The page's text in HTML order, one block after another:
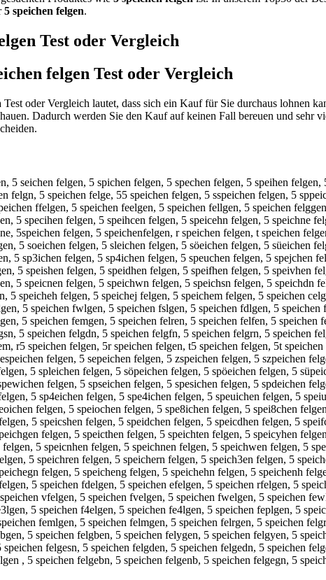
5 speichen felgen.
Test oder Vergleich
felgen Test oder Vergleich
Test oder Vergleich lautet, dass sich ein Kauf für Sie durchaus lohnen
Dadurch werden Sie den Kauf auf keinen Fall bereuen und sehr
5 seichen felgen, 5 spichen felgen, 5 spechen felgen, 5 speihen
felgn, 5 speichen felge, 55 speichen felgen, 5 sspeichen felgen, 5
ffelgen, 5 speichen feelgen, 5 speichen fellgen, 5 speichen
5 specihen felgen, 5 speihcen felgen, 5 speicehn felgen, 5 speichne
5speichen felgen, 5 speichenfelgen, r speichen felgen, t speichen
5 soeichen felgen, 5 sleichen felgen, 5 söeichen felgen, 5 süeichen
5 sp3ichen felgen, 5 sp4ichen felgen, 5 speuchen felgen, 5 spejchen
5 speishen felgen, 5 speidhen felgen, 5 speifhen felgen, 5 speivhen
5 speicnen felgen, 5 speichwn felgen, 5 speichsn felgen, 5
5 speicheh felgen, 5 speichej felgen, 5 speichem felgen, 5 speichen
5 speichen fwlgen, 5 speichen fslgen, 5 speichen fdlgen, 5
5 speichen femgen, 5 speichen felren, 5 speichen felfen, 5
5 speichen felgdn, 5 speichen felgfn, 5 speichen felgrn, 5 speichen
r5 speichen felgen, 5r speichen felgen, t5 speichen felgen, 5t
felgen, 5 sepeichen felgen, 5 zspeichen felgen, 5 szpeichen
5 spleichen felgen, 5 söpeichen felgen, 5 spöeichen felgen, 5
felgen, 5 spseichen felgen, 5 spesichen felgen, 5 spdeichen
5 sp4eichen felgen, 5 spe4ichen felgen, 5 speuichen felgen, 5
felgen, 5 speiochen felgen, 5 spe8ichen felgen, 5 spei8chen
5 speicshen felgen, 5 speidchen felgen, 5 speicdhen felgen, 5
felgen, 5 speicthen felgen, 5 speichten felgen, 5 speicyhen
5 speicnhen felgen, 5 speichnen felgen, 5 speichwen felgen, 5
5 speichren felgen, 5 speichern felgen, 5 speich3en felgen, 5
felgen, 5 speicheng felgen, 5 speichehn felgen, 5 speichenh
5 speichen fdelgen, 5 speichen efelgen, 5 speichen rfelgen, 5
vfelgen, 5 speichen fvelgen, 5 speichen fwelgen, 5 speichen
5 speichen f4elgen, 5 speichen fe4lgen, 5 speichen feplgen, 5
femlgen, 5 speichen felmgen, 5 speichen felrgen, 5 speichen
5 speichen felgben, 5 speichen felygen, 5 speichen felgyen, 5
felgesn, 5 speichen felgden, 5 speichen felgedn, 5 speichen
, 5 speichen felgebn, 5 speichen felgenb, 5 speichen felgegn, 5